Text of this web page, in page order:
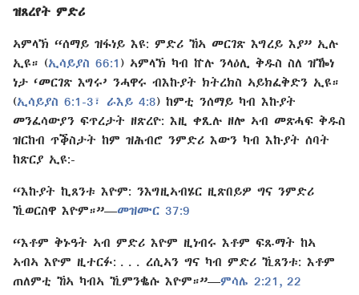
ዝጸረየት ምድሪ
ኣምላኽ “ሰማይ ዝፋነይ እዩ: ምድሪ ኸኣ መርገጽ እግረይ እያ” ኢሉ
ኢዩ። (ኢሳይያስ 66:⁠1 ) ኣምላኽ ካብ ኵሉ ንላዕሊ ቅዱስ ስለ ዝዀነ
ነታ ‘መርገጽ እግሩ’ ንሓዋሩ ብእኩያት ክትረክስ ኣይክፈቅድን ኢዩ።
(ኢሳይያስ 6:⁠1-3፣ ራእይ 4:⁠8) ከምቲ ንሰማይ ካብ እኩያት
መንፈሳውያን ፍጥረታት ዘጽረዮ: እዚ ቀጺሉ ዘሎ ኣብ መጽሓፍ ቅዱስ
ዝርከብ ጥቕስታት ከም ዝሕብሮ ንምድሪ እውን ካብ እኩያት ሰባት
ከጽርያ ኢዩ:-
“እኩያት ኪጸንቱ እዮም: ንእግዚኣብሄር ዚጽበይዎ ግና ንምድሪ
ኺወርስዋ እዮም።”​—⁠መዝሙር 37:⁠9
“እቶም ቅኑዓት ኣብ ምድሪ እዮም ዚነብሩ እቶም ፍጹማት ከኣ
ኣብኣ እዮም ዚተርፉ: . . . ረሲኣን ግና ካብ ምድሪ ኺጸንቱ: እቶም
ጠለምቲ ኸኣ ካብኣ ኺምንቈሱ እዮም።”​—⁠ምሳሌ 2:⁠21, 22